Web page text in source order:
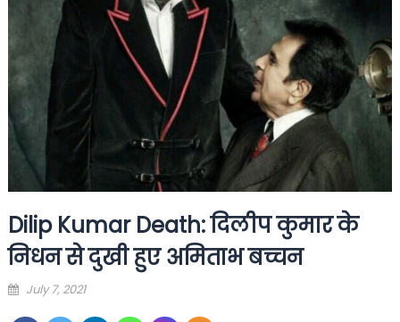
Dilip Kumar Death: दिलीप कुमार के
निधन से दुखी हुए अमिताभ बच्चन
Posted
July 7, 2021